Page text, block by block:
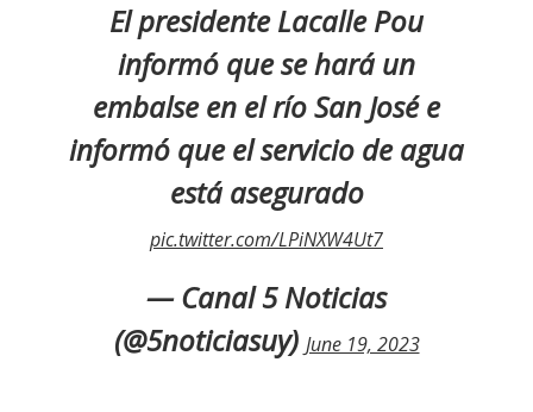
El presidente Lacalle Pou
informó que se hará un
embalse en el río San José e
informó que el servicio de agua
está asegurado
pic.twitter.com/LPiNXW4Ut7
— Canal 5 Noticias
(@5noticiasuy) June 19, 2023